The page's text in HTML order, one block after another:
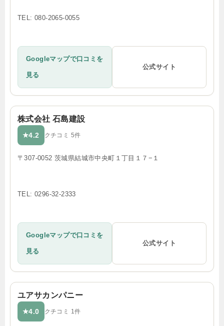
TEL: 080-2065-0055
Googleマップで口コミを
見る
公式サイト
株式会社 石島建設
★4.2 クチコミ 5件
〒307-0052 茨城県結城市中央町１丁目１７−１
TEL: 0296-32-2333
Googleマップで口コミを
見る
公式サイト
ユアサカンパニー
★4.0 クチコミ 1件